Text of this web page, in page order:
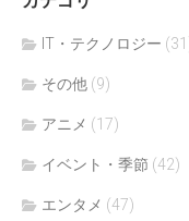
IT・テクノロジー
その他 (9)
アニメ (17)
イベント・季節 (42)
エンタメ (47)